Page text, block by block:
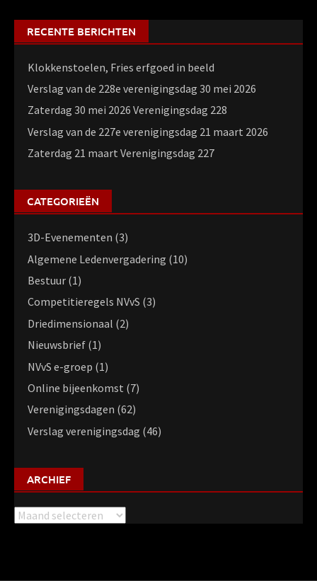
RECENTE BERICHTEN
Klokkenstoelen, Fries erfgoed in beeld
Verslag van de 228e verenigingsdag 30 mei 2026
Zaterdag 30 mei 2026 Verenigingsdag 228
Verslag van de 227e verenigingsdag 21 maart 2026
Zaterdag 21 maart Verenigingsdag 227
CATEGORIEËN
3D-Evenementen (3)
Algemene Ledenvergadering (10)
Bestuur (1)
Competitieregels NVvS (3)
Driedimensionaal (2)
Nieuwsbrief (1)
NVvS e-groep (1)
Online bijeenkomst (7)
Verenigingsdagen (62)
Verslag verenigingsdag (46)
ARCHIEF
Archief